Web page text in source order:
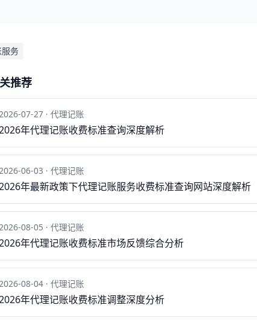
务
推荐
07-27 · 代理记账
年代理记账收费标准查询深度解析
06-03 · 代理记账
年最新政策下代理记账服务收费标准查询网站深度解析
08-05 · 代理记账
年代理记账收费标准市场反馈综合分析
08-04 · 代理记账
年代理记账收费标准调整深度分析